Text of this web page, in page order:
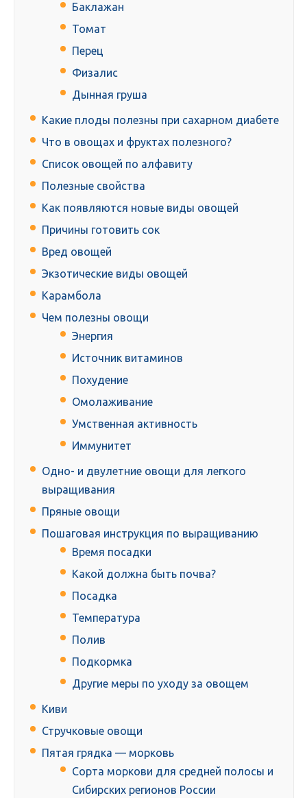
Баклажан
Томат
Перец
Физалис
Дынная груша
Какие плоды полезны при сахарном диабете
Что в овощах и фруктах полезного?
Список овощей по алфавиту
Полезные свойства
Как появляются новые виды овощей
Причины готовить сок
Вред овощей
Экзотические виды овощей
Карамбола
Чем полезны овощи
Энергия
Источник витаминов
Похудение
Омолаживание
Умственная активность
Иммунитет
Одно- и двулетние овощи для легкого
выращивания
Пряные овощи
Пошаговая инструкция по выращиванию
Время посадки
Какой должна быть почва?
Посадка
Температура
Полив
Подкормка
Другие меры по уходу за овощем
Киви
Стручковые овощи
Пятая грядка — морковь
Сорта моркови для средней полосы и
Сибирских регионов России